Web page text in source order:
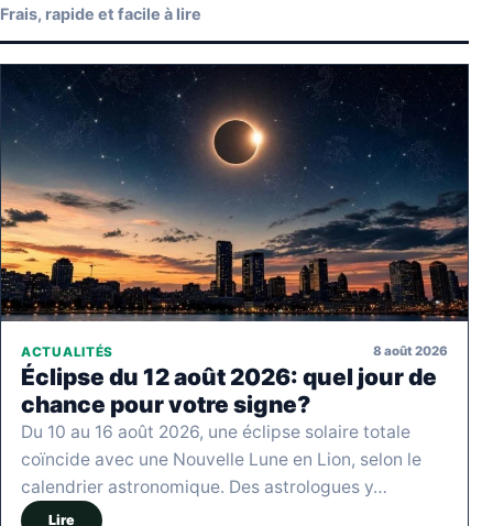
Frais, rapide et facile à lire
ACTUALITÉS 8 août 2026
Éclipse du 12 août 2026: quel jour de
chance pour votre signe?
Du 10 au 16 août 2026, une éclipse solaire totale
coïncide avec une Nouvelle Lune en Lion, selon le
calendrier astronomique. Des astrologues y…
Lire